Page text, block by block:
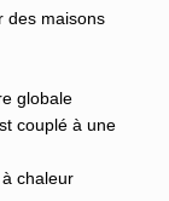
des maisons
globale
couplé à une
à chaleur